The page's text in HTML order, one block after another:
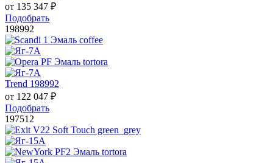
от 135 347 ₽
Подобрать
198992
Trend 198992
от 122 047 ₽
Подобрать
197512